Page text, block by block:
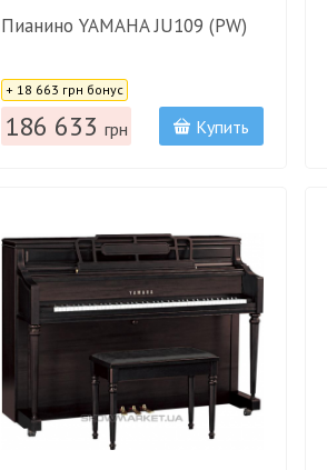
Пианино YAMAHA JU109 (PW)
Цена:
+ 18 663 грн бонус
186 633 грн Купить